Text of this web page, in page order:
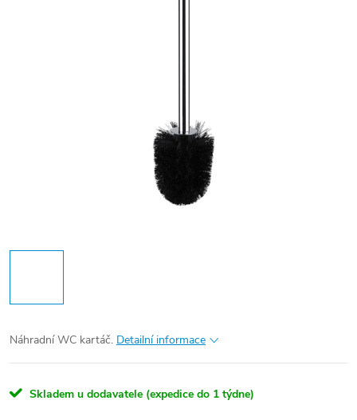
Náhradní WC kartáč. Detailní informace
Skladem u dodavatele (expedice do 1 týdne)